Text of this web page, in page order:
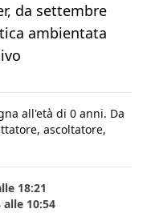
da settembre
ambientata
all'età di 0 anni. Da
ascoltatore,
18:21
10:54